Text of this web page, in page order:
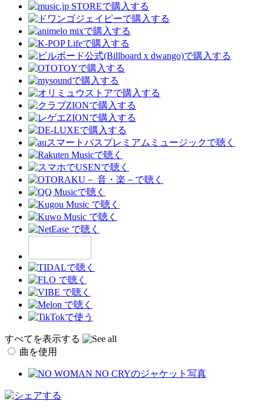
すべてを表示する
曲を使用